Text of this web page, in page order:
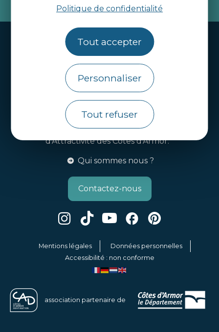
Politique de confidentialité
Tout accepter
Personnaliser
Tout refuser
Handi-tourisme
Webcams
Brochures
Côtes d’Armor Destination
Agence de Développement Touristique et
d’Attractivité des Côtes d’Armor.
Qui sommes nous ?
Contactez-nous
Mentions légales
Données personnelles
Accessibilité : non conforme
association partenaire de